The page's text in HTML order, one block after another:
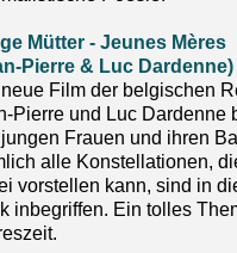
Mütter - Jeunes Mères
Pierre & Luc Dardenne)
neue Film der belgischen
Pierre und Luc Dardenne
Frauen und ihren
alle Konstellationen,
vorstellen kann, sind in
inbegriffen. Ein tolles